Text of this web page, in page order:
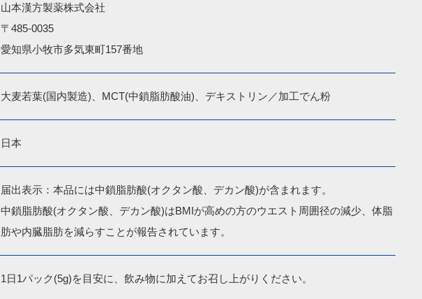
山本漢方製薬株式会社
〒485-0035
愛知県小牧市多気東町157番地
大麦若葉(国内製造)、MCT(中鎖脂肪酸油)、デキストリン／加工でん粉
日本
届出表示：本品には中鎖脂肪酸(オクタン酸、デカン酸)が含まれます。
中鎖脂肪酸(オクタン酸、デカン酸)はBMIが高めの方のウエスト周囲径の減少、体脂
肪や内臓脂肪を減らすことが報告されています。
1日1パック(5g)を目安に、飲み物に加えてお召し上がりください。